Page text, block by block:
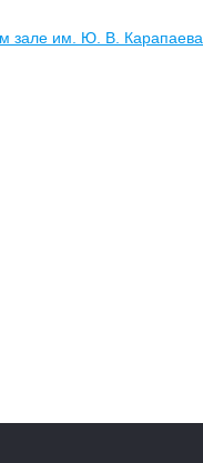
зале им. Ю. В. Карапаева